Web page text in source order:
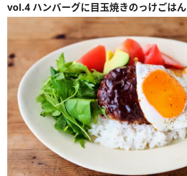
vol.4 ハンバーグに目玉焼きのっけごはん